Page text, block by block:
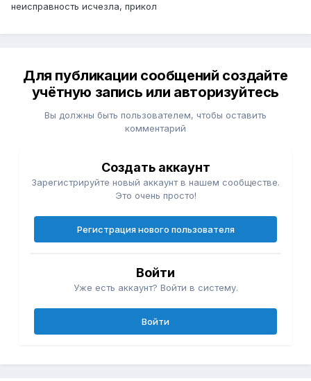
неисправность исчезла, прикол
Для публикации сообщений создайте
учётную запись или авторизуйтесь
Вы должны быть пользователем, чтобы оставить
комментарий
Создать аккаунт
Зарегистрируйте новый аккаунт в нашем сообществе.
Это очень просто!
Регистрация нового пользователя
Войти
Уже есть аккаунт? Войти в систему.
Войти